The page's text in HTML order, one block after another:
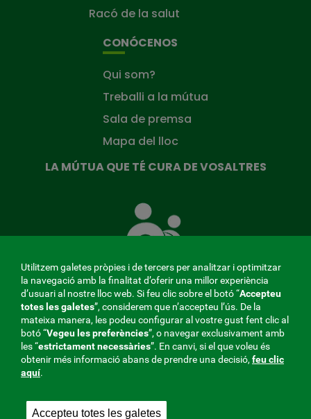
Racó de la salut
CONÓCENOS
Qui som?
Treballi a la mútua
Sala de premsa
Mapa del lloc
LA MÚTUA QUE TÉ CURA DE VOSALTRES
Mútua
que
de
tu
MENÚ
REDES
V20
Utilitzem galetes pròpies i de tercers per analitzar i optimitzar
la navegació amb la finalitat d’oferir una millor experiència
d’usuari al nostre lloc web. Si feu clic sobre el botó “Accepteu
totes les galetes”, considerem que n’accepteu l’ús. De la
mateixa manera, les podeu configurar al vostre gust fent clic al
botó “Vegeu les preferències”, o navegar exclusivament amb
les “estrictamentnecessàries”. En canvi, si el que voleu és
obtenir més informació abans de prendre una decisió, feu clic
aquí.
Accepteu totes les galetes